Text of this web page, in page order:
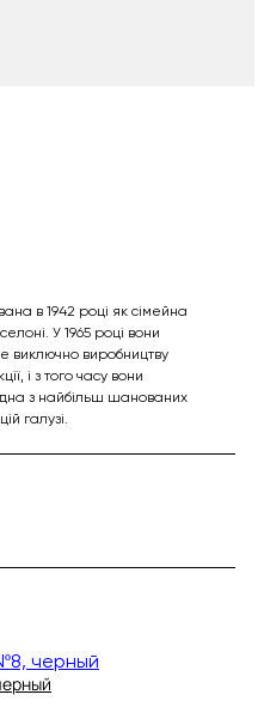
в 1942 році як сімейна
У 1965 році вони
виключно виробництву
і з того часу вони
з найбільш шанованих
галузі.